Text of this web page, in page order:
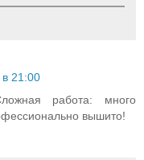
в 21:00
работа: много
вышито!